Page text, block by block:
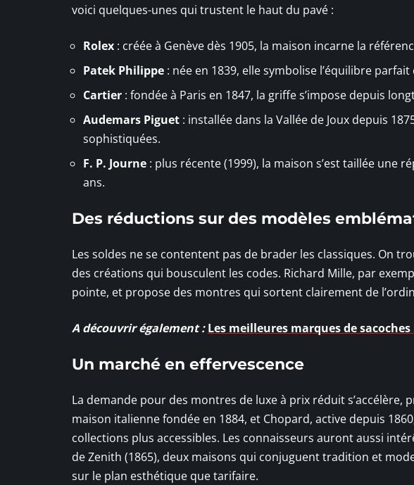
voici quelques-unes qui trustent le haut du pavé :
Rolex : créée à Genève dès 1905, la maison incarne la
Patek Philippe : née en 1839, elle symbolise l’équilibre
Cartier : fondée à Paris en 1847, la griffe s’impose depuis
Audemars Piguet : installée dans la Vallée de Joux depuis
sophistiquées.
F. P. Journe : plus récente (1999), la maison s’est taillée une
ans.
Des réductions sur des modèles
Les soldes ne se contentent pas de brader les classiques. On
des créations qui bousculent les codes. Richard Mille, par
pointe, et propose des montres qui sortent clairement de
A découvrir également : Les meilleures marques de
Un marché en effervescence
La demande pour des montres de luxe à prix réduit
maison italienne fondée en 1884, et Chopard, active depuis
collections plus accessibles. Les connaisseurs auront aussi
de Zenith (1865), deux maisons qui conjuguent tradition et
sur le plan esthétique que tarifaire.